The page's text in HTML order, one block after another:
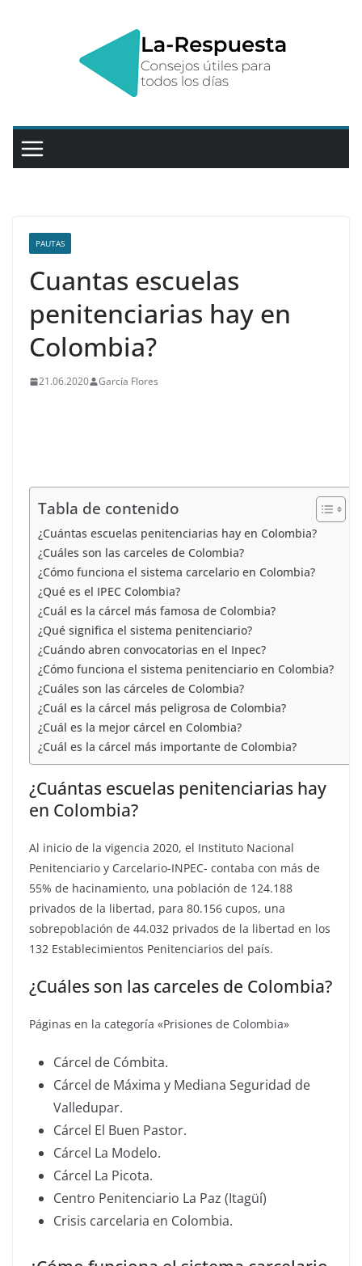
PAUTAS
Cuantas escuelas
penitenciarias hay en
Colombia?
21.06.2020 García Flores
Tabla de contenido
¿Cuántas escuelas penitenciarias hay en Colombia?
¿Cuáles son las carceles de Colombia?
¿Cómo funciona el sistema carcelario en Colombia?
¿Qué es el IPEC Colombia?
¿Cuál es la cárcel más famosa de Colombia?
¿Qué significa el sistema penitenciario?
¿Cuándo abren convocatorias en el Inpec?
¿Cómo funciona el sistema penitenciario en Colombia?
¿Cuáles son las cárceles de Colombia?
¿Cuál es la cárcel más peligrosa de Colombia?
¿Cuál es la mejor cárcel en Colombia?
¿Cuál es la cárcel más importante de Colombia?
¿Cuántas escuelas penitenciarias hay
en Colombia?
Al inicio de la vigencia 2020, el Instituto Nacional
Penitenciario y Carcelario-INPEC- contaba con más de
55% de hacinamiento, una población de 124.188
privados de la libertad, para 80.156 cupos, una
sobrepoblación de 44.032 privados de la libertad en los
132 Establecimientos Penitenciarios del país.
¿Cuáles son las carceles de Colombia?
Páginas en la categoría «Prisiones de Colombia»
Cárcel de Cómbita.
Cárcel de Máxima y Mediana Seguridad de
Valledupar.
Cárcel El Buen Pastor.
Cárcel La Modelo.
Cárcel La Picota.
Centro Penitenciario La Paz (Itagüí)
Crisis carcelaria en Colombia.